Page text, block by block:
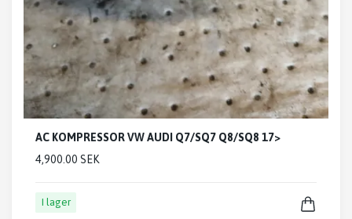
AC KOMPRESSOR VW AUDI Q7/SQ7 Q8/SQ8 17>
4,900.00 SEK
I lager